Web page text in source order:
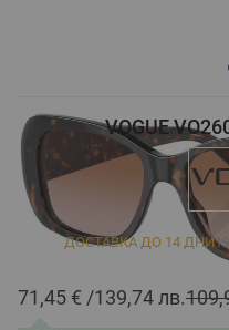
VOGUE
ДОСТАВКА ДО 14 ДНИ
71,45 € 139,74 лв.